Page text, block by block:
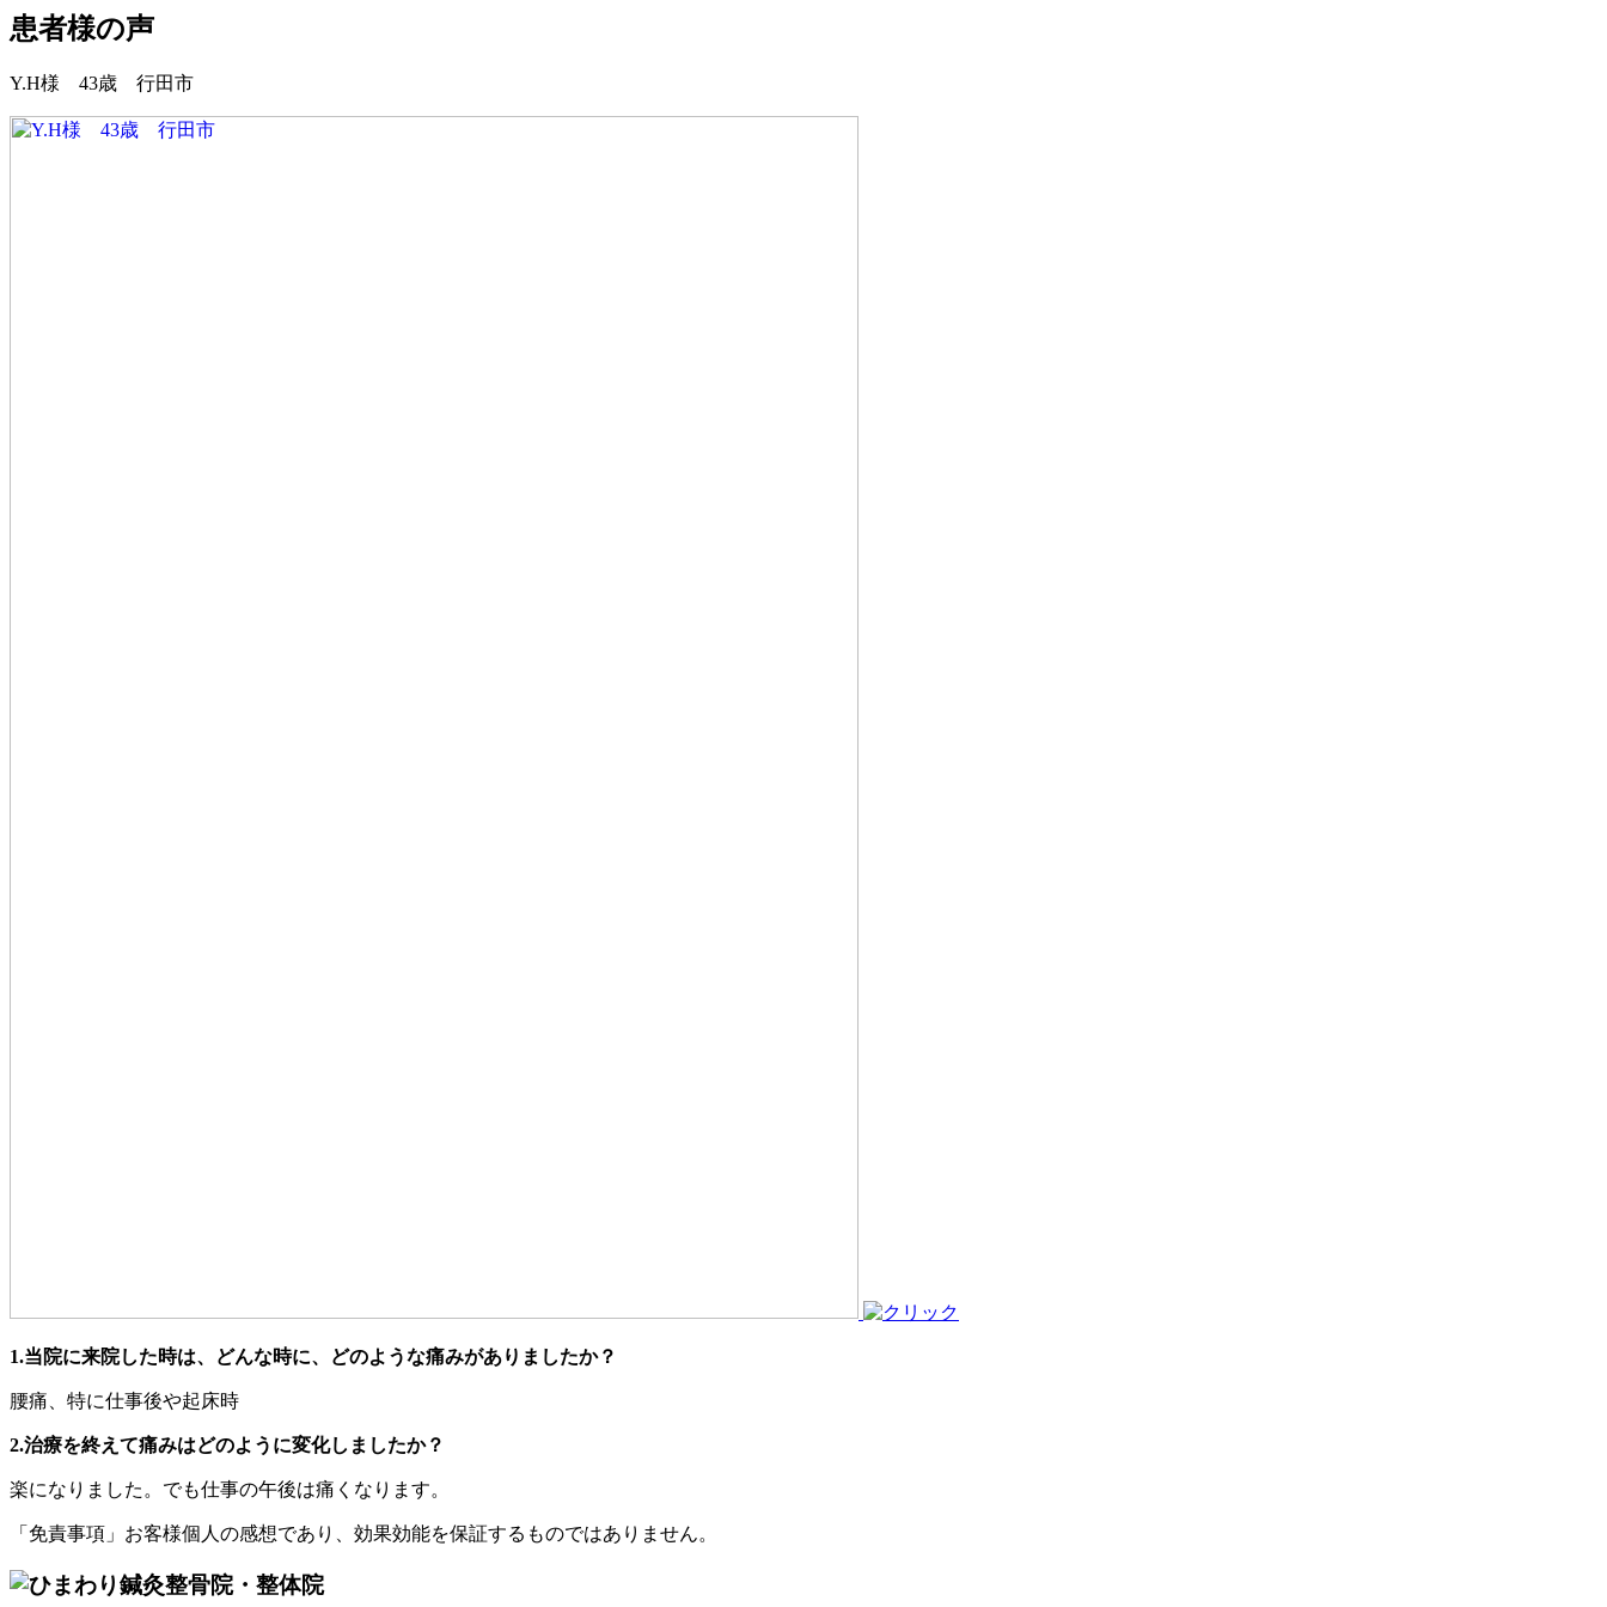
患者様の声
Y.H様 43歳 行田市
1.当院に来院した時は、どんな時に、どのような痛みがありましたか？
腰痛、特に仕事後や起床時
2.治療を終えて痛みはどのように変化しましたか？
楽になりました。でも仕事の午後は痛くなります。
「免責事項」お客様個人の感想であり、効果効能を保証するものではありません。